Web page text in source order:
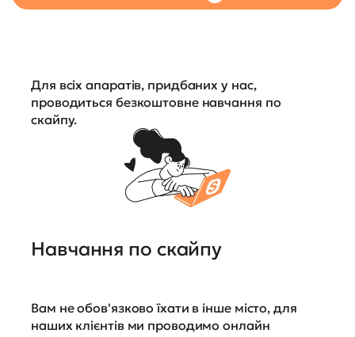
Для всіх апаратів, придбаних у нас,
проводиться безкоштовне навчання по
скайпу.
Навчання по скайпу
Вам не обов'язково їхати в інше місто, для
наших клієнтів ми проводимо онлайн